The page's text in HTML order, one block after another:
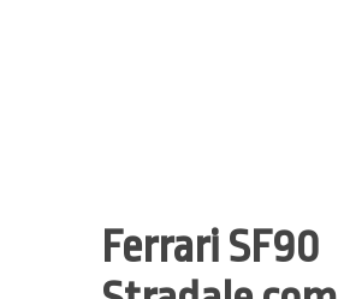
Ferrari SF90